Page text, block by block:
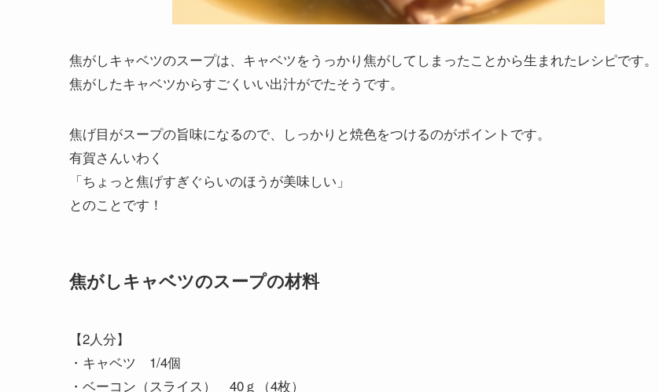
焦がしキャベツのスープは、キャベツをうっかり焦がしてしまったことから生まれたレシピです。
焦がしたキャベツからすごくいい出汁がでたそうです。
焦げ目がスープの旨味になるので、しっかりと焼色をつけるのがポイントです。
有賀さんいわく
「ちょっと焦げすぎぐらいのほうが美味しい」
とのことです！
焦がしキャベツのスープの材料
【2人分】
・キャベツ 1/4個
・ベーコン（スライス） 40ｇ（4枚）